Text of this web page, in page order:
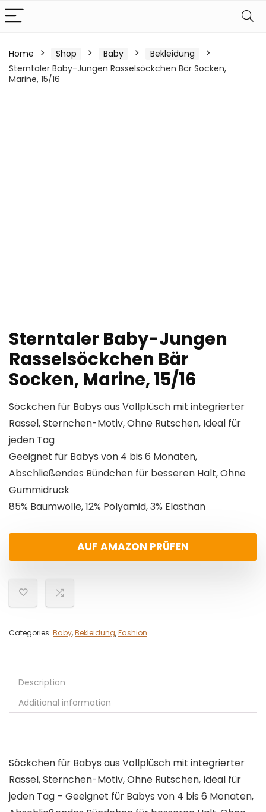
Home Shop Baby
Bekleidung
Sterntaler Baby-Jungen Rasselsöckchen Bär Socken,
Marine, 15/16
Sterntaler Baby-Jungen
Rasselsöckchen Bär
Socken, Marine, 15/16
Söckchen für Babys aus Vollplüsch mit integrierter
Rassel, Sternchen-Motiv, Ohne Rutschen, Ideal für
jeden Tag
Geeignet für Babys von 4 bis 6 Monaten,
Abschließendes Bündchen für besseren Halt, Ohne
Gummidruck
85% Baumwolle, 12% Polyamid, 3% Elasthan
AUF AMAZON PRÜFEN
Categories: Baby,Bekleidung,Fashion
Description
Additional information
Söckchen für Babys aus Vollplüsch mit integrierter
Rassel, Sternchen-Motiv, Ohne Rutschen, Ideal für
jeden Tag – Geeignet für Babys von 4 bis 6 Monaten,